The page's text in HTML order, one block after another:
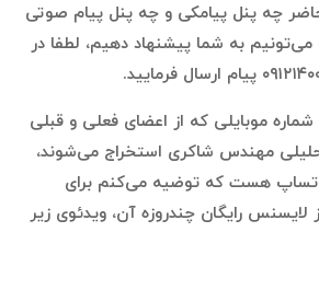
چه پنل پیامکی و چه پنل پیام صوتی
به شما پیشنهاد دهیم، لطفا در
شماره موبایلی که از اعضای فعلی و قبلی
مهندس شاکری استخراج می‌شوند،
واتساپ هست که توضیه می‌کنم برای
لایسنس رایگان چندروزه آن، ویدئوی زیر